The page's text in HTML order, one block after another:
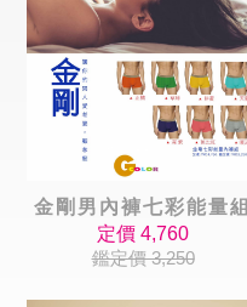
金剛男內褲七彩能量組
定價 4,760
鑑定價 3,250